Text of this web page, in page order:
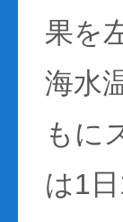
果を
海水
もに
は1